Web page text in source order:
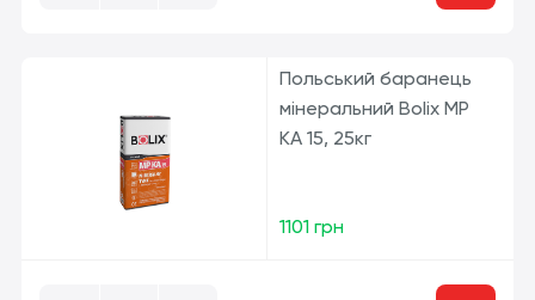
Польський баранець
мінеральний Bolix MP
KA 15, 25кг
1101 грн